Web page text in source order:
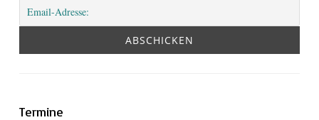
Termine